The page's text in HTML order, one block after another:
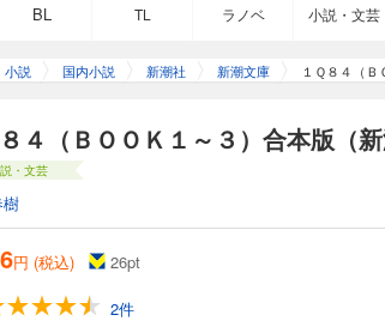
BL TL ラノベ 小説・文芸
小説 国内小説 新潮社 新潮文庫 １Ｑ８４（Ｂ
４（ＢＯＯＫ１～３）合本版（新
・文芸
円 (税込) 26pt
2件